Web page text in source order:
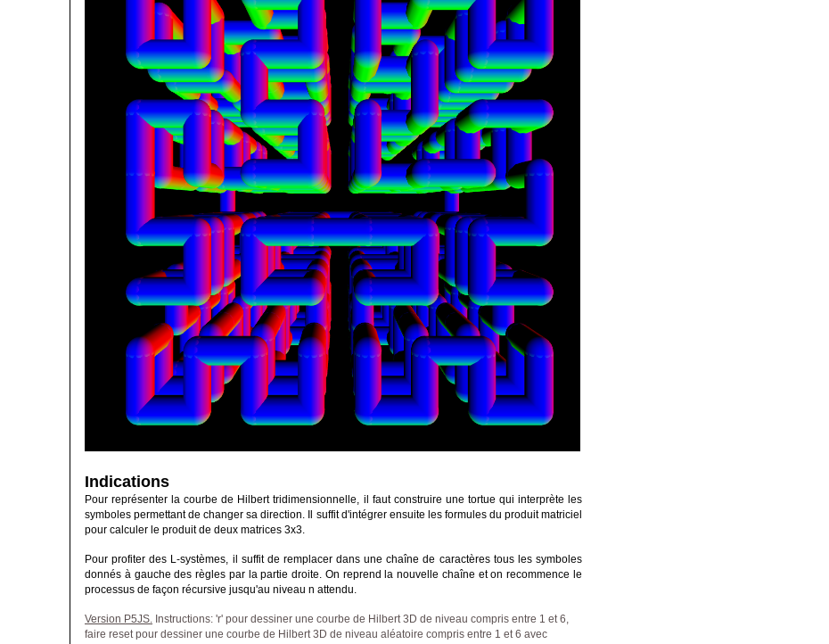
Indications
Pour représenter la courbe de Hilbert tridimensionnelle, il faut construire une tortue qui interprète les
symboles permettant de changer sa direction. Il suffit d'intégrer ensuite les formules du produit matriciel
pour calculer le produit de deux matrices 3x3.
Pour profiter des L-systèmes, il suffit de remplacer dans une chaîne de caractères tous les symboles
donnés à gauche des règles par la partie droite. On reprend la nouvelle chaîne et on recommence le
processus de façon récursive jusqu'au niveau n attendu.
Version P5JS. Instructions: 'r' pour dessiner une courbe de Hilbert 3D de niveau compris entre 1 et 6,
faire reset pour dessiner une courbe de Hilbert 3D de niveau aléatoire compris entre 1 et 6 avec